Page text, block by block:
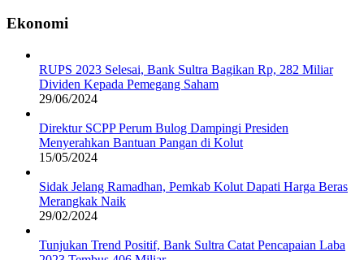
Ekonomi
RUPS 2023 Selesai, Bank Sultra Bagikan Rp, 282 Miliar
Dividen Kepada Pemegang Saham
29/06/2024
Direktur SCPP Perum Bulog Dampingi Presiden
Menyerahkan Bantuan Pangan di Kolut
15/05/2024
Sidak Jelang Ramadhan, Pemkab Kolut Dapati Harga Beras
Merangkak Naik
29/02/2024
Tunjukan Trend Positif, Bank Sultra Catat Pencapaian Laba